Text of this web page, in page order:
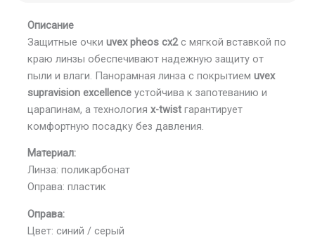
Описание
Защитные очки uvex pheos cx2с мягкой вставкой по
краю линзы обеспечивают надежную защиту от
пыли и влаги. Панорамная линза с покрытием uvex
supravision excellenceустойчива к запотеванию и
царапинам, а технология x-twistгарантирует
комфортную посадку без давления.
Материал:
Линза: поликарбонат
Оправа: пластик
Оправа:
Цвет: синий / серый